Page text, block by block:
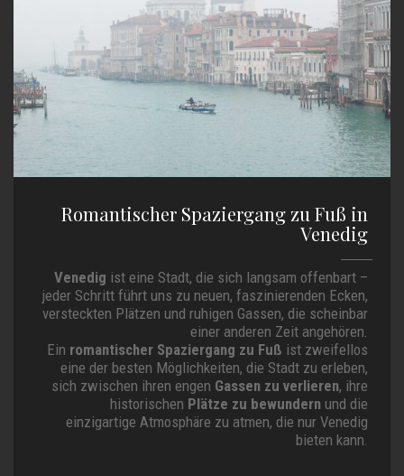
Romantischer Spaziergang zu Fuß in
Venedig
Venedig ist eine Stadt, die sich langsam offenbart –
jeder Schritt führt uns zu neuen, faszinierenden Ecken,
versteckten Plätzen und ruhigen Gassen, die scheinbar
einer anderen Zeit angehören.
Ein romantischer Spaziergang zu Fuß ist zweifellos
eine der besten Möglichkeiten, die Stadt zu erleben,
sich zwischen ihren engen Gassen zu verlieren, ihre
historischen Plätze zu bewundern und die
einzigartige Atmosphäre zu atmen, die nur Venedig
bieten kann.